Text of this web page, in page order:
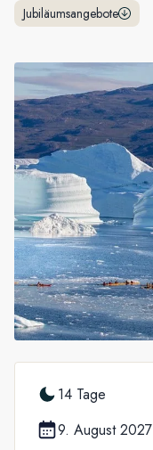
Dänemark
Jubiläumsangebote
14 Tage
9. August 2027